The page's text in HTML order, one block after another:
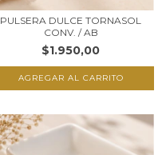
PULSERA DULCE TORNASOL
CONV. / AB
$1.950,00